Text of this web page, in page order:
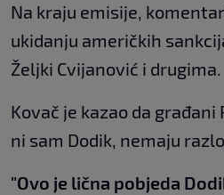
Na kraju emisije,
ukidanju američkih
Željki Cvijanović i drugima.
Kovač je kazao da građani
ni sam Dodik, nemaju
"Ovo je lična pobjeda